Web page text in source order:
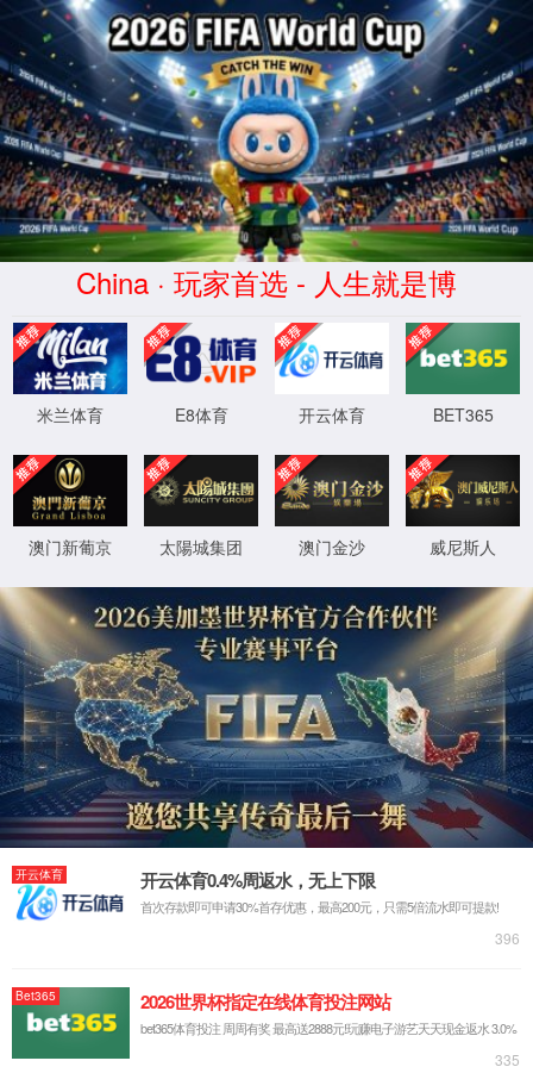
你所浏览的页面暂时无法
访问
你可以返回上一页重试，或直接向我们反馈错
误报告
反馈错误
XML 地图